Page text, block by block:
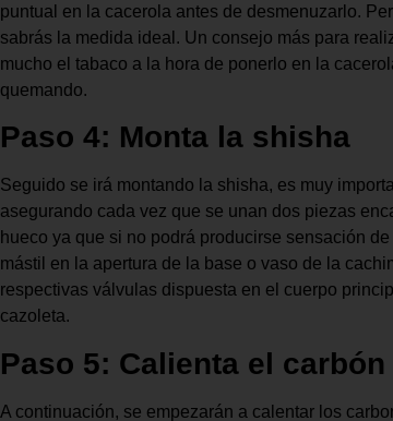
puntual en la cacerola antes de desmenuzarlo.
sabrás la medida ideal. Un consejo más para
mucho el tabaco a la hora de ponerlo en la
quemando.
Paso 4: Monta la shisha
Seguido se irá montando la shisha, es muy
asegurando cada vez que se unan dos piezas
hueco ya que si no podrá producirse sensación
mástil en la apertura de la base o vaso de la
respectivas válvulas dispuesta en el cuerpo
cazoleta.
Paso 5: Calienta el carbón
A continuación, se empezarán a calentar los